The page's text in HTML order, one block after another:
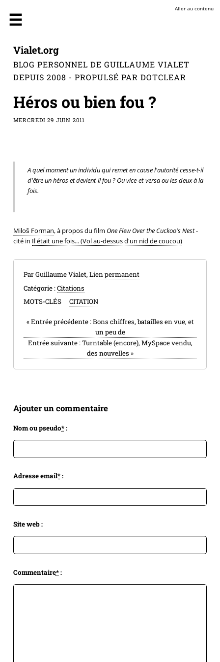
Aller au contenu
Vialet.org
BLOG PERSONNEL DE GUILLAUME VIALET
DEPUIS 2008 - PROPULSÉ PAR DOTCLEAR
Héros ou bien fou ?
MERCREDI 29 JUIN 2011
A quel moment un individu qui remet en cause l'autorité cesse-t-il
d'être un héros et devient-il fou ? Ou vice-et-versa ou les deux à la
fois.
Miloš Forman, à propos du film One Flew Over the Cuckoo's Nest-
cité in Il était une fois... (Vol au-dessus d'un nid de coucou)
Par Guillaume Vialet, Lien permanent
Catégorie :Citations
MOTS-CLÉS
CITATION
«Entrée précédente :Bons chiffres, batailles en vue, et
un peu de
Entrée suivante :Turntable (encore), MySpace vendu,
des nouvelles »
Ajouter un commentaire
Nom ou pseudo*:
Adresse email*:
Site web :
Commentaire*: